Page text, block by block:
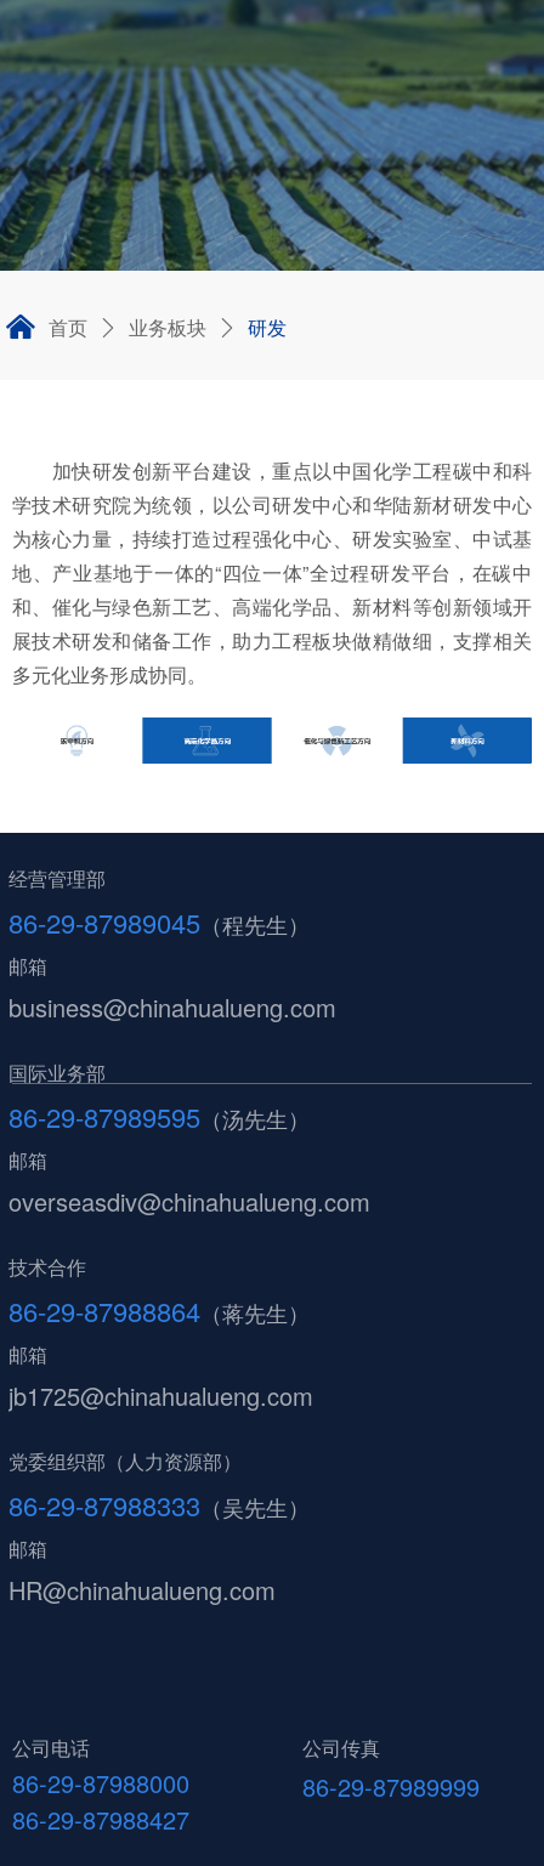
加快研发创新平台建设，重点以中国化学工程碳中和科
学技术研究院为统领，以公司研发中心和华陆新材研发中心
为核心力量，持续打造过程强化中心、研发实验室、中试基
地、产业基地于一体的“四位一体”全过程研发平台，在碳中
和、催化与绿色新工艺、高端化学品、新材料等创新领域开
展技术研发和储备工作，助力工程板块做精做细，支撑相关
多元化业务形成协同。
낀 首页 ꄲ 业务板块 ꄲ 研发
公司电话
86-29-87988000
86-29-87988427
国际业务部
86-29-87989595 （汤先生）
邮箱
overseasdiv@chinahualueng.com
经营管理部
86-29-87989045 （程先生）
邮箱
business@chinahualueng.com
党委组织部（人力资源部）
86-29-87988333 （吴先生）
邮箱
HR@chinahualueng.com
技术合作
86-29-87988864 （蒋先生）
邮箱
jb1725@chinahualueng.com
公司传真
86-29-87989999